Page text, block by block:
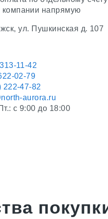
компании напрямую
ул. Пушкинская д. 107
11-42
02-79
222-47-82
aurora.ru
с 9:00 до 18:00